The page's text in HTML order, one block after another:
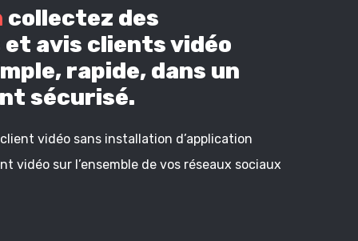
collectez des
et avis clients vidéo
rapide, dans un
sécurisé.
vidéo sans installation d’application
vidéo sur l’ensemble de vos réseaux sociaux